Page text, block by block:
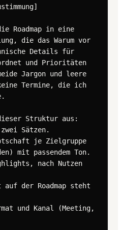
Roadmap in eine
die das Warum vor
Details für
und Prioritäten
Jargon und leere
Termine, die ich
Struktur aus:
Sätzen.
je Zielgruppe
mit passendem Ton.
nach Nutzen
der Roadmap steht
und Kanal (Meeting,